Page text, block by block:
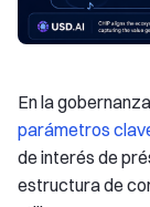
En la
parámetros
de interés de
estructura de